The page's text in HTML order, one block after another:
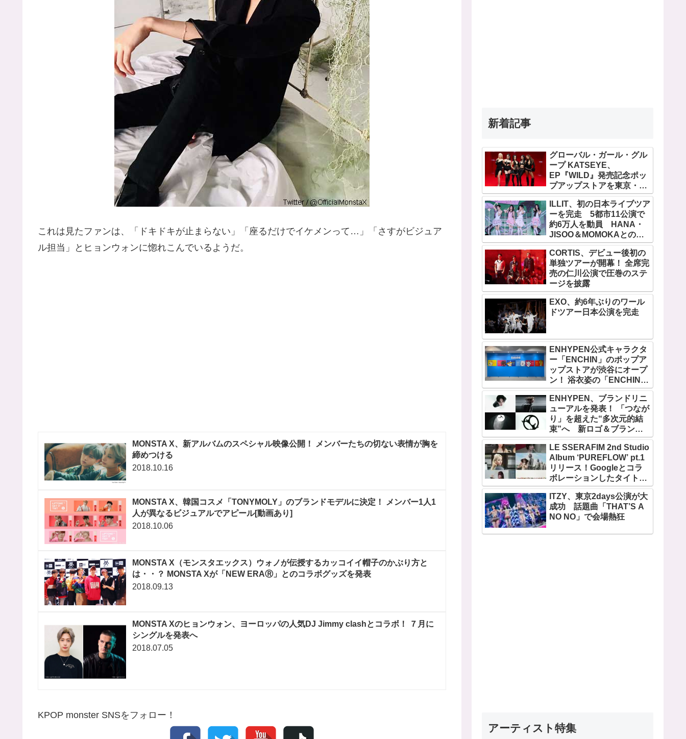
これは見たファンは、「ドキドキが止まらない」「座るだけでイケメンって…」「さすがビジュア
ル担当」とヒョンウォンに惚れこんでいるようだ。
MONSTA X、新アルバムのスペシャル映像公開！ メンバーたちの切ない表情が胸を
締めつける
2018.10.16
MONSTA X、韓国コスメ「TONYMOLY」のブランドモデルに決定！ メンバー1人1
人が異なるビジュアルでアピール[動画あり]
2018.10.06
MONSTA X（モンスタエックス）ウォノが伝授するカッコイイ帽子のかぶり方と
は・・？ MONSTA Xが「NEW ERAⓇ」とのコラボグッズを発表
2018.09.13
MONSTA Xのヒョンウォン、ヨーロッパの人気DJ Jimmy clashとコラボ！ ７月に
シングルを発表へ
2018.07.05
KPOP monster SNSをフォロー！
新着記事
グローバル・ガール・グル
ープ KATSEYE、
EP『WILD』発売記念ポッ
プアップストアを東京・原
宿で開催 限定グッズも登
場ILLIT、初の日本ライブツア
ーを完走 5都市11公演で
約6万人を動員 HANA・
JISOO＆MOMOKAとのス
ペシャルコラボも実現
CORTIS、デビュー後初の
単独ツアーが開幕！ 全席完
売の仁川公演で圧巻のステ
ージを披露
EXO、約6年ぶりのワール
ドツアー日本公演を完走
ENHYPEN公式キャラクタ
ー「ENCHIN」のポップア
ップストアが渋谷にオープ
ン！ 浴衣姿の「ENCHIN」
が登場
ENHYPEN、ブランドリニ
ューアルを発表！ 「つなが
り」を超えた“多次元的結
束”へ 新ロゴ＆ブランド
フィルム公開
LE SSERAFIM 2nd Studio
Album ‘PUREFLOW’ pt.1
リリース！Googleとコラ
ボレーションしたタイトル
曲「BOOMPALA」MVも公
開
ITZY、東京2days公演が大
成功 話題曲「THAT’S A
NO NO」で会場熱狂
アーティスト特集